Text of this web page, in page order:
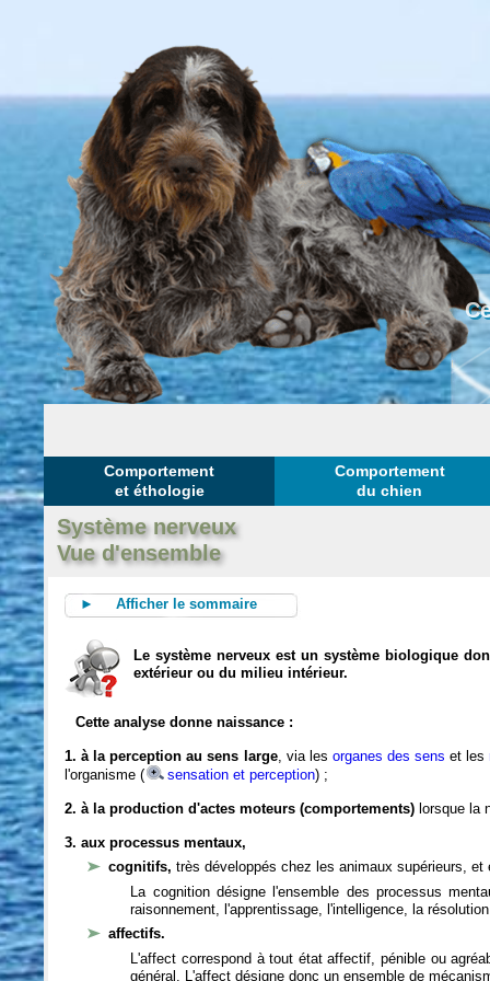
Comportement
et éthologie
Comportement
du chien
Système nerveux
Vue d'ensemble
► Afficher le sommaire
Le système nerveux est un système biologique
extérieur ou du milieu intérieur.
Cette analyse donne naissance :
1. à la perception au sens large, via les organes des sens et les
l'organisme (
sensation et perception) ;
2. à la production d'actes moteurs (comportements) lorsque la
3. aux processus mentaux,
cognitifs,très développés chez les animaux supérieurs,
La cognition désigne l'ensemble des processus
raisonnement, l'apprentissage, l'intelligence, la
affectifs.
L'affect correspond à tout état affectif, pénible ou
général. L'affect désigne donc un ensemble de